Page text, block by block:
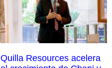
Quilla Resources acelera